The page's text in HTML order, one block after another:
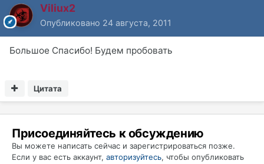
Viliux2
Опубликовано 24 августа, 2011
Большое Спасибо! Будем пробовать
Цитата
Присоединяйтесь к обсуждению
Вы можете написать сейчас и зарегистрироваться позже.
Если у вас есть аккаунт, авторизуйтесь, чтобы опубликовать